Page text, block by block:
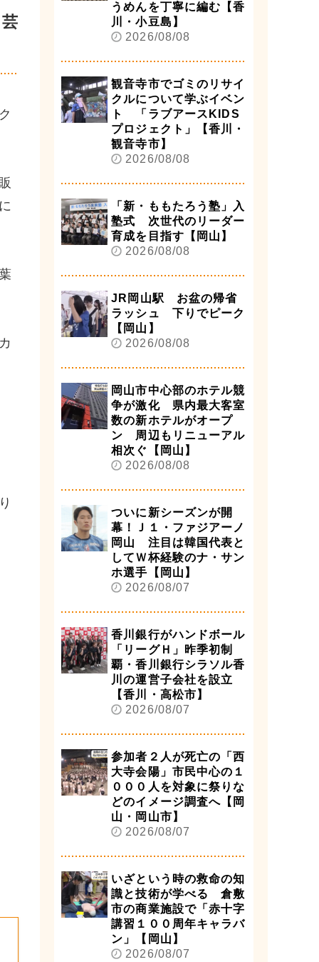
うめんを丁寧に編む【香
川・小豆島】
2026/08/08
観音寺市でゴミのリサイ
クルについて学ぶイベン
ト 「ラブアースKIDS
プロジェクト」【香川・
観音寺市】
2026/08/08
「新・ももたろう塾」入
塾式 次世代のリーダー
育成を目指す【岡山】
2026/08/08
JR岡山駅 お盆の帰省
ラッシュ 下りでピーク
【岡山】
2026/08/08
岡山市中心部のホテル競
争が激化 県内最大客室
数の新ホテルがオープ
ン 周辺もリニューアル
相次ぐ【岡山】
2026/08/08
ついに新シーズンが開
幕！Ｊ１・ファジアーノ
岡山 注目は韓国代表と
してＷ杯経験のナ・サン
ホ選手【岡山】
2026/08/07
香川銀行がハンドボール
「リーグＨ」昨季初制
覇・香川銀行シラソル香
川の運営子会社を設立
【香川・高松市】
2026/08/07
参加者２人が死亡の「西
大寺会陽」市民中心の１
０００人を対象に祭りな
どのイメージ調査へ【岡
山・岡山市】
2026/08/07
いざという時の救命の知
識と技術が学べる 倉敷
市の商業施設で「赤十字
講習１００周年キャラバ
ン」【岡山】
2026/08/07